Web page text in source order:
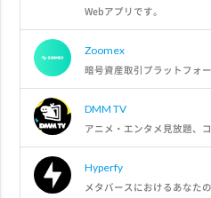
Webアプリです。
Zoomex
暗号資産取引プラットフォ
DMM TV
アニメ・エンタメ見放題、
Hyperfy
メタバースにおけるあなた